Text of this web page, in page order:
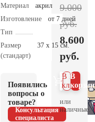
Материал
акрил
Изготовление
от 7 дней
Тип
Размер
(стандарт)
37 х 15 см.
Появились
вопросы о
товаре?
Консультация
специалиста
9.000
руб.
8.600
руб.
В
В 1
клик
или
наличные.